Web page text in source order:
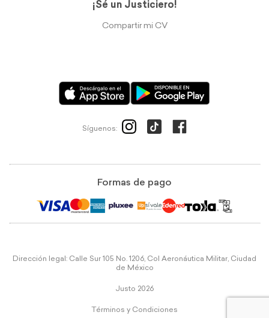
¡Sé un Justiciero!
Compartir mi CV
Síguenos:
Formas de pago
Dirección legal: Calle Sur 105 No. 1206, Col Aeronáutica Militar, Ciudad
de México
Justo 2026
Términos y Condiciones